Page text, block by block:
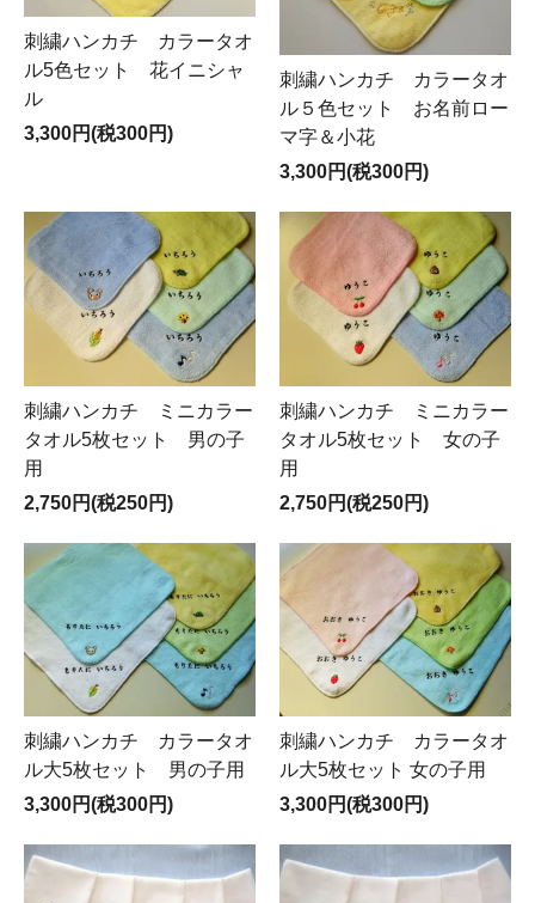
刺繍ハンカチ カラータオ
ル5色セット 花イニシャ
ル
3,300円(税300円)
刺繍ハンカチ カラータオ
ル５色セット お名前ロー
マ字＆小花
3,300円(税300円)
刺繍ハンカチ ミニカラー
タオル5枚セット 男の子
用
2,750円(税250円)
刺繍ハンカチ ミニカラー
タオル5枚セット 女の子
用
2,750円(税250円)
刺繍ハンカチ カラータオ
ル大5枚セット 男の子用
3,300円(税300円)
刺繍ハンカチ カラータオ
ル大5枚セット 女の子用
3,300円(税300円)